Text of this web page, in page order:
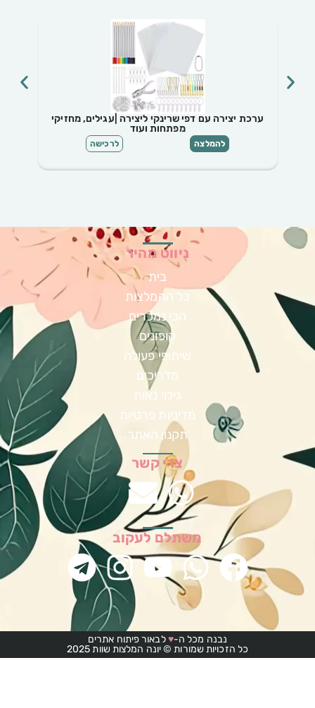
ערכת יצירה עם דפי שרינקי ליצירה |עגילים, מחזיקי
מפתחות ועוד
להמלצה לרכישה
ניווט מהיר
בית
כל ההמלצות
הכי נמכרים
קופונים
שיתופי פעולה
מדריכים
גילוי נאות
מדיניות פרטיות
תקנון האתר
צרי קשר
משתלם לעקוב
נבנה מכל ה-♥לבאור פיתוח אתרים
כל הזכויות שמורות © יונה המלצות שוות 2025